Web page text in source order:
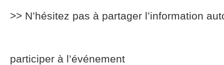
>> N’hésitez pas à partager l’information
participer à l’événement